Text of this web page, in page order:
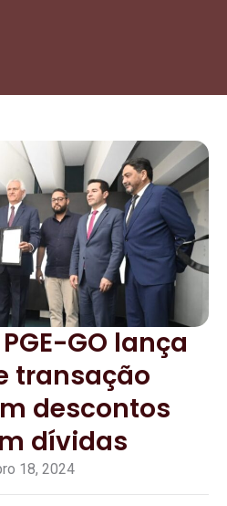
GO lança
transação
descontos
dívidas
18, 2024